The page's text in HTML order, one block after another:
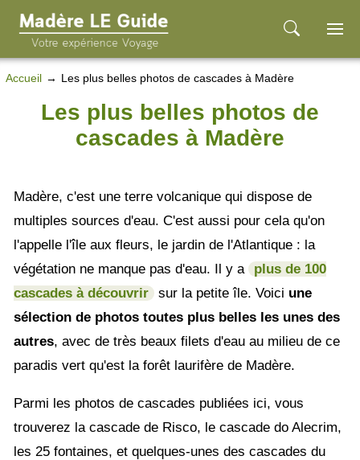
Accueil Les plus belles photos de cascades à Madère
Les plus belles photos de
cascades à Madère
Madère, c'est une terre volcanique qui dispose de
multiples sources d'eau. C'est aussi pour cela qu'on
l'appelle l'île aux fleurs, le jardin de l'Atlantique : la
végétation ne manque pas d'eau. Il y a
plus de 100
cascades à découvrir sur la petite île. Voici une
sélection de photos toutes plus belles les unes des
autres, avec de très beaux filets d'eau au milieu de ce
paradis vert qu'est la forêt laurifère de Madère.
Parmi les photos de cascades publiées ici, vous
trouverez la cascade de Risco, le cascade do Alecrim,
les 25 fontaines, et quelques-unes des cascades du